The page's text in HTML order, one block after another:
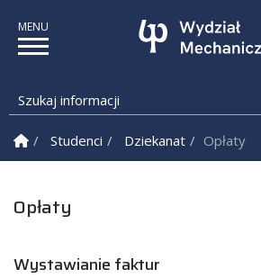
Szukaj informacji
Strona Główna
Studenci Dziekanat Opłaty
Opłaty
Wystawianie faktur